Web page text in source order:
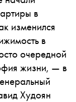
в
изменился
в
очередной
жизни, — в
Худоян